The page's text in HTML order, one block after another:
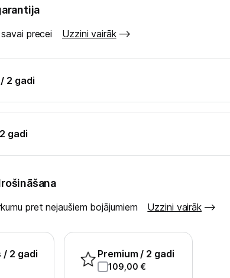
pret nejaušiem bojājumiem Uzzini vairāk
/ 2 gadi Premium / 2 gadi
109,00 €
precei Uzzini vairāk
/ 2 gadi
gadi